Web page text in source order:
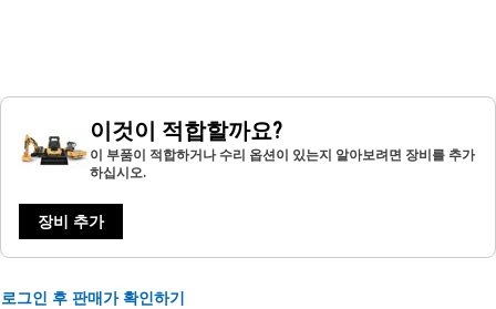
이것이 적합할까요?
이 부품이 적합하거나 수리 옵션이 있는지 알아보려면 장비를 추가
하십시오.
장비 추가
로그인 후 판매가 확인하기